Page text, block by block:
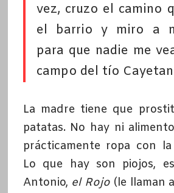
vez, cruzo el camino
el barrio y miro a
para que nadie me
campo del tío
La madre tiene que
patatas. No hay ni
prácticamente ropa con
Lo que hay son piojos,
Antonio, el Rojo (le llaman